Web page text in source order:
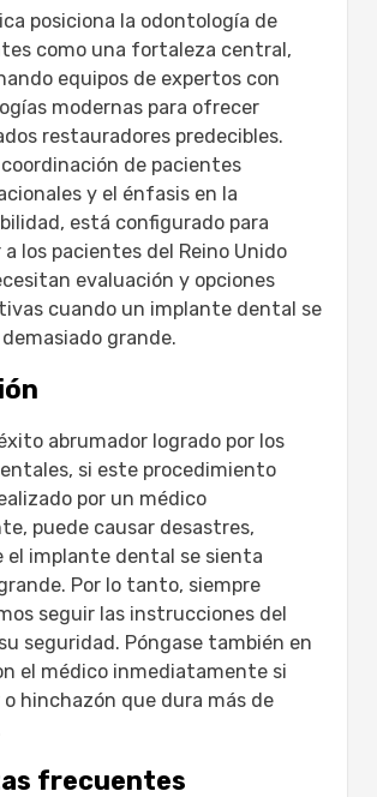
posiciona la odontología de
como una fortaleza central,
equipos de expertos con
modernas para ofrecer
restauradores predecibles.
coordinación de pacientes
y el énfasis en la
está configurado para
a los pacientes del Reino Unido
evaluación y opciones
cuando un implante dental se
grande.
abrumador logrado por los
si este procedimiento
por un médico
puede causar desastres,
el implante dental se sienta
Por lo tanto, siempre
seguir las instrucciones del
seguridad. Póngase también en
el médico inmediatamente si
hinchazón que dura más de
frecuentes